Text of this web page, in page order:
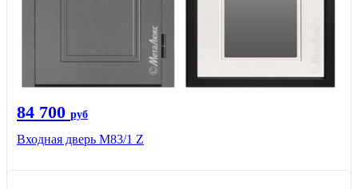
84 700 руб
Входная дверь M83/1 Z